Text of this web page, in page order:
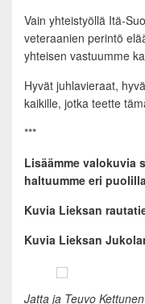
Vain yhteistyöllä Itä-
veteraanien perintö
yhteisen vastuumme
Hyvät juhlavieraat,
kaikille, jotka teette
***
Lisäämme valokuvia
haltuumme eri
Kuvia Lieksan
Kuvia Lieksan
Jatta ja Teuvo